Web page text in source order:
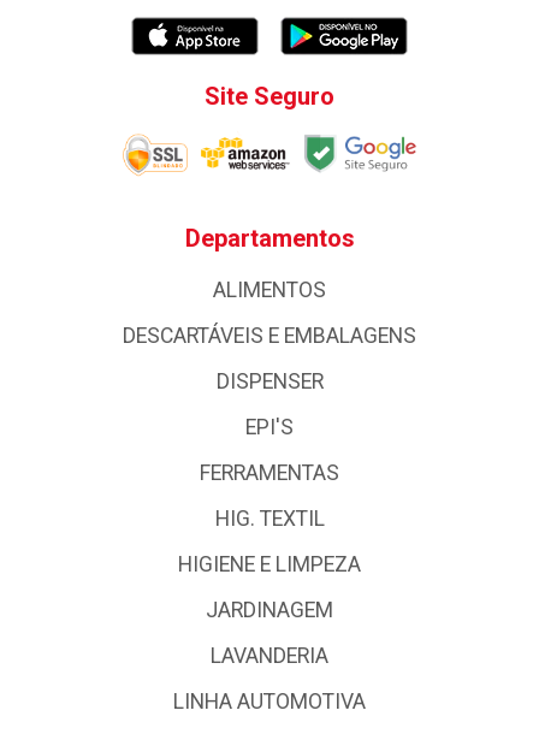
Site Seguro
Departamentos
ALIMENTOS
DESCARTÁVEIS E EMBALAGENS
DISPENSER
EPI'S
FERRAMENTAS
HIG. TEXTIL
HIGIENE E LIMPEZA
JARDINAGEM
LAVANDERIA
LINHA AUTOMOTIVA